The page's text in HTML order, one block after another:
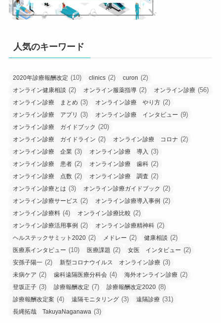
人気のキーワード
2020年診療報酬改定 (10) clinics (2) curon (2)
オンライン健康相談 (2) オンライン服薬指導 (2) オンライン診療 (56)
オンライン診療 まとめ (3) オンライン診療 やり方 (2)
オンライン診療 アプリ (3) オンライン診療 インタビュー (9)
オンライン診療 ガイドブック (20)
オンライン診療 ガイドライン (2) オンライン診療 コロナ (2)
オンライン診療 企業 (3) オンライン診療 導入 (3)
オンライン診療 患者 (2) オンライン診療 歯科 (2)
オンライン診療 点数 (2) オンライン診療 調査 (2)
オンライン診療とは (3) オンライン診療ガイドブック (2)
オンライン診療サービス (2) オンライン診療導入事例 (2)
オンライン診療料 (4) オンライン診療比較 (2)
オンライン診療活用事例 (2) オンライン診療精神科 (2)
ヘルステックサミット2020 (2) メドレー (2) 健康相談 (2)
医療系インタビュー (10) 医療課題 (2) 女医 インタビュー (2)
安孫子陽一 (2) 新型コロナウイルス オンライン診療 (3)
未病ケア (2) 歯科遠隔医療分科会 (4) 海外オンライン診療 (2)
登坂正子 (3) 診療報酬改定 (7) 診療報酬改定2020 (8)
診療報酬改定案 (4) 遠隔モニタリング (3) 遠隔診療 (31)
長縄拓哉 TakuyaNaganawa (3)